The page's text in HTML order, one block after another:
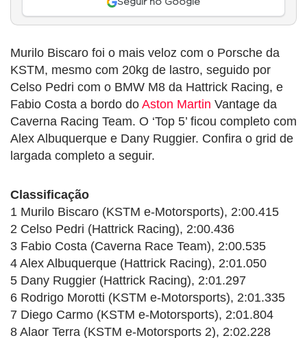
Seguir no Google
Murilo Biscaro foi o mais veloz com o Porsche da
KSTM, mesmo com 20kg de lastro, seguido por
Celso Pedri com o BMW M8 da Hattrick Racing, e
Fabio Costa a bordo do Aston Martin Vantage da
Caverna Racing Team. O ‘Top 5’ ficou completo com
Alex Albuquerque e Dany Ruggier. Confira o grid de
largada completo a seguir.
Classificação
1 Murilo Biscaro (KSTM e-Motorsports), 2:00.415
2 Celso Pedri (Hattrick Racing), 2:00.436
3 Fabio Costa (Caverna Race Team), 2:00.535
4 Alex Albuquerque (Hattrick Racing), 2:01.050
5 Dany Ruggier (Hattrick Racing), 2:01.297
6 Rodrigo Morotti (KSTM e-Motorsports), 2:01.335
7 Diego Carmo (KSTM e-Motorsports), 2:01.804
8 Alaor Terra (KSTM e-Motorsports 2), 2:02.228